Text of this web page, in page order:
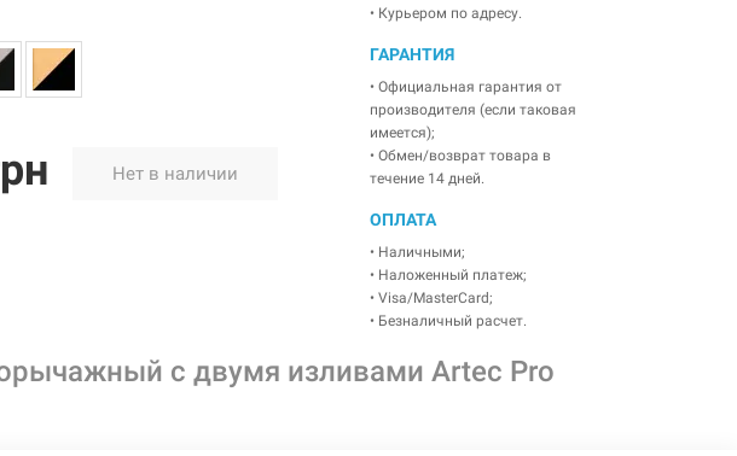
Нет в наличии
• Курьером по адресу.
ГАРАНТИЯ
• Официальная гарантия от
производителя (если таковая
имеется);
• Обмен/возврат товара в
течение 14 дней.
ОПЛАТА
• Наличными;
• Наложенный платеж;
• Visa/MasterCard;
• Безналичный расчет.
с двумя изливами Artec Pro